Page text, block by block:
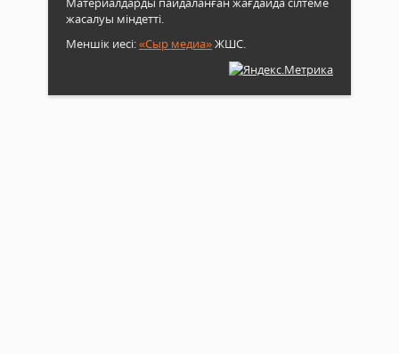
жасалуы міндетті.
Меншік иесі:«Сыр медиа»ЖШС.